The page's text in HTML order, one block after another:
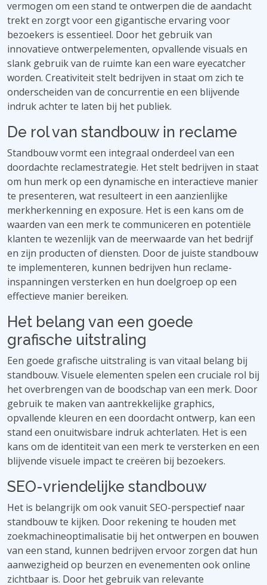
vermogen om een ​​stand te ontwerpen die de aandacht
trekt en zorgt voor een gigantische ervaring voor
bezoekers is essentieel. Door het gebruik van
innovatieve ontwerpelementen, opvallende visuals en
slank gebruik van de ruimte kan een ware eyecatcher
worden. Creativiteit stelt bedrijven in staat om zich te
onderscheiden van de concurrentie en een blijvende
indruk achter te laten bij het publiek.
De rol van standbouw in reclame
Standbouw vormt een integraal onderdeel van een
doordachte reclamestrategie. Het stelt bedrijven in staat
om hun merk op een dynamische en interactieve manier
te presenteren, wat resulteert in een aanzienlijke
merkherkenning en exposure. Het is een kans om de
waarden van een merk te communiceren en potentiële
klanten te wezenlijk van de meerwaarde van het bedrijf
en zijn producten of diensten. Door de juiste standbouw
te implementeren, kunnen bedrijven hun reclame-
inspanningen versterken en hun doelgroep op een
effectieve manier bereiken.
Het belang van een goede
grafische uitstraling
Een goede grafische uitstraling is van vitaal belang bij
standbouw. Visuele elementen spelen een cruciale rol bij
het overbrengen van de boodschap van een merk. Door
gebruik te maken van aantrekkelijke graphics,
opvallende kleuren en een doordacht ontwerp, kan een
stand een onuitwisbare indruk achterlaten. Het is een
kans om de identiteit van een merk te versterken en een
blijvende visuele impact te creëren bij bezoekers.
SEO-vriendelijke standbouw
Het is belangrijk om ook vanuit SEO-perspectief naar
standbouw te kijken. Door rekening te houden met
zoekmachineoptimalisatie bij het ontwerpen en bouwen
van een stand, kunnen bedrijven ervoor zorgen dat hun
aanwezigheid op beurzen en evenementen ook online
zichtbaar is. Door het gebruik van relevante